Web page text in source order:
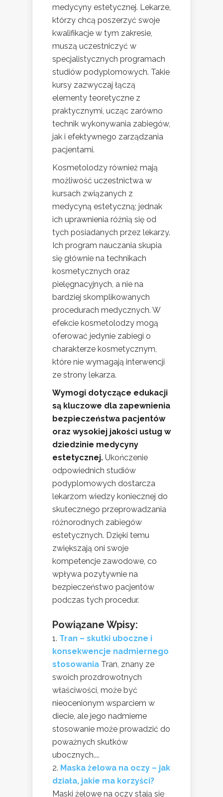
medycyny estetycznej. Lekarze,
którzy chcą poszerzyć swoje
kwalifikacje w tym zakresie,
muszą uczestniczyć w
specjalistycznych programach
studiów podyplomowych. Takie
kursy zazwyczaj łączą
elementy teoretyczne z
praktycznymi, ucząc zarówno
technik wykonywania zabiegów,
jak i efektywnego zarządzania
pacjentami.
Kosmetolodzy również mają
możliwość uczestnictwa w
kursach związanych z
medycyną estetyczną; jednak
ich uprawnienia różnią się od
tych posiadanych przez lekarzy.
Ich program nauczania skupia
się głównie na technikach
kosmetycznych oraz
pielęgnacyjnych, a nie na
bardziej skomplikowanych
procedurach medycznych. W
efekcie kosmetolodzy mogą
oferować jedynie zabiegi o
charakterze kosmetycznym,
które nie wymagają interwencji
ze strony lekarza.
Wymogi dotyczące edukacji
są kluczowe dla zapewnienia
bezpieczeństwa pacjentów
oraz wysokiej jakości usług w
dziedzinie medycyny
estetycznej. Ukończenie
odpowiednich studiów
podyplomowych dostarcza
lekarzom wiedzy koniecznej do
skutecznego przeprowadzania
różnorodnych zabiegów
estetycznych. Dzięki temu
zwiększają oni swoje
kompetencje zawodowe, co
wpływa pozytywnie na
bezpieczeństwo pacjentów
podczas tych procedur.
Powiązane Wpisy:
Tran – skutki uboczne i
konsekwencje nadmiernego
stosowania Tran, znany ze
swoich prozdrowotnych
właściwości, może być
nieocenionym wsparciem w
diecie, ale jego nadmierne
stosowanie może prowadzić do
poważnych skutków
ubocznych....
Maska żelowa na oczy – jak
działa, jakie ma korzyści?
Maski żelowe na oczy stają się